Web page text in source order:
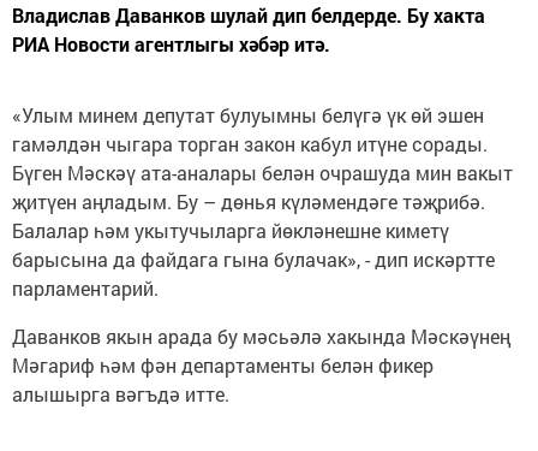
Владислав Даванков шулай дип белдерде. Бу хакта
РИА Новости агентлыгы хәбәр итә.
«Улым минем депутат булуымны белүгә үк өй эшен
гамәлдән чыгара торган закон кабул итүне сорады.
Бүген Мәскәү ата-аналары белән очрашуда мин вакыт
җитүен аңладым. Бу – дөнья күләмендәге тәҗрибә.
Балалар һәм укытучыларга йөкләнешне киметү
барысына да файдага гына булачак», - дип искәртте
парламентарий.
Даванков якын арада бу мәсьәлә хакында Мәскәүнең
Мәгариф һәм фән департаменты белән фикер
алышырга вәгъдә итте.